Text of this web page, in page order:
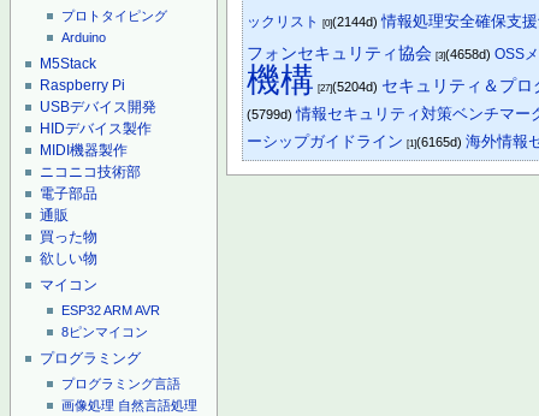
プロトタイピング
Arduino
M5Stack
Raspberry Pi
USBデバイス開発
HIDデバイス製作
MIDI機器製作
ニコニコ技術部
電子部品
通販
買った物
欲しい物
マイコン
ESP32ARMAVR
8ピンマイコン
プログラミング
プログラミング言語
画像処理 自然言語処理
ックリスト
[0](2144d)情報処理安全確保支
フォンセキュリティ協会 [3](4658d)OSS
機構 [27](5204d) セキュリティ＆プ
(5799d)情報セキュリティ対策ベンチマー
ーシップガイドライン [1](6165d)海外情報